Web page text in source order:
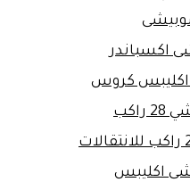
اكسباندر
اكليبس كروس
اكليبس